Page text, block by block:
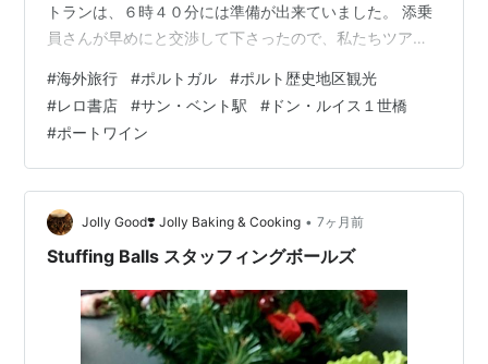
トランは、６時４０分には準備が出来ていました。 添乗
員さんが早めにと交渉して下さったので、私たちツアー
しまれているようで、朝食は食べられませんでした
（笑） 前日の夜と同じテーブルで一緒に頂きました。 ポ
ルトガル発祥の焼き菓子｢エッグタルト｣もあります。 観
光地の予約時間の関係でホテルの出発が早いので、ゆっ
くりは出来ませんでしたが、 しっかり食べましたよ～
（笑） ７時３０分の出発予定…
#海外旅行 #ポルトガル #ポルト歴史地区観光
#レロ書店 #サン・ベント駅 # ドン・ルイス１世橋
#ポートワイン
Jolly Good❣️ Jolly Baking & Cooking • 7ヶ月前
Stuffing Balls スタッフィングボールズ